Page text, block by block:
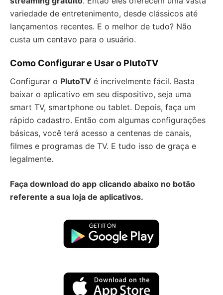
variedade de entretenimento, desde clássicos até
lançamentos recentes. E o melhor de tudo? Não
custa um centavo para o usuário.
Como Configurar e Usar o PlutoTV
Configurar o PlutoTV é incrivelmente fácil. Basta
baixar o aplicativo em seu dispositivo, seja uma
smart TV, smartphone ou tablet. Depois, faça um
rápido cadastro. Então com algumas configurações
básicas, você terá acesso a centenas de canais,
filmes e programas de TV. E tudo isso de graça e
legalmente.
Faça download do app clicando abaixo no botão
referente a sua loja de aplicativos.